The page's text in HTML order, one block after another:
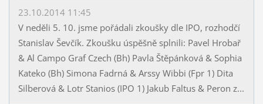
23.10.2014 11:45
V neděli 5. 10. jsme pořádali zkoušky dle IPO, rozhodčí
Stanislav Ševčík. Zkoušku úspěšně splnili: Pavel Hrobař
& Al Campo Graf Czech (Bh) Pavla Štěpánková & Sophia
Kateko (Bh) Simona Fadrná & Arssy Wibbi (Fpr 1) Dita
Silberová & Lotr Stanios (IPO 1) Jakub Faltus & Peron z...